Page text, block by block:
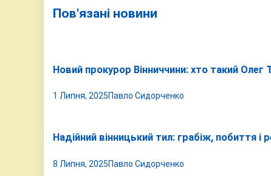
Пов'язані новини
Новий прокурор Вінниччини: хто такий
1 Липня, 2025Павло Сидорченко
Надійний вінницький тил: грабіж, побиття і
8 Липня, 2025Павло Сидорченко